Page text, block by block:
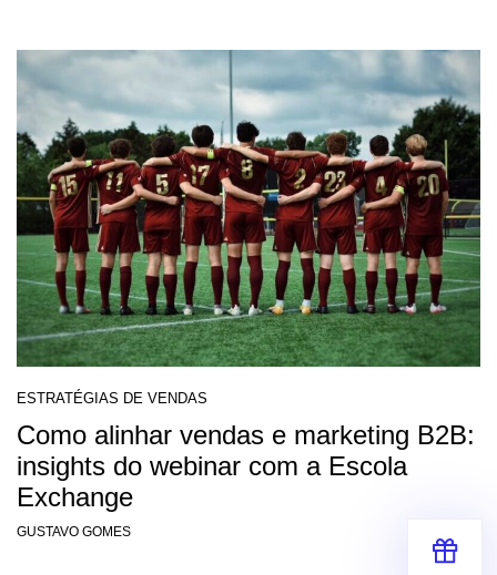
ESTRATÉGIAS DE VENDAS
Como alinhar vendas e marketing B2B:
insights do webinar com a Escola
Exchange
GUSTAVO GOMES